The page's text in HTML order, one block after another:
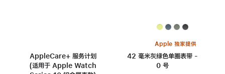
AppleCare+ 服务计划
(适用于 Apple Watch
Apple 独家提供
42 毫米灰绿色单圈表带 -
0 号